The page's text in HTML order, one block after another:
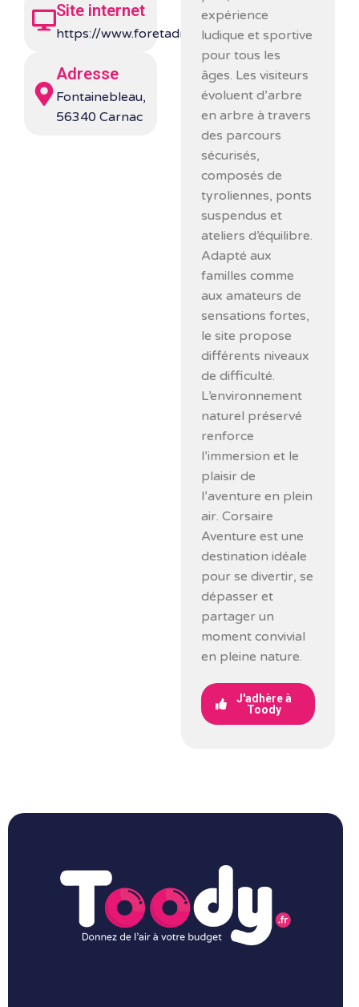
Site internet
https://www.foretadrenaline.com/carnac/
Adresse
Fontainebleau,
56340 Carnac
expérience
ludique et sportive
pour tous les
âges. Les visiteurs
évoluent d’arbre
en arbre à travers
des parcours
sécurisés,
composés de
tyroliennes, ponts
suspendus et
ateliers d’équilibre.
Adapté aux
familles comme
aux amateurs de
sensations fortes,
le site propose
différents niveaux
de difficulté.
L’environnement
naturel préservé
renforce
l’immersion et le
plaisir de
l’aventure en plein
air. Corsaire
Aventure est une
destination idéale
pour se divertir, se
dépasser et
partager un
moment convivial
en pleine nature.
J'adhère à
Toody